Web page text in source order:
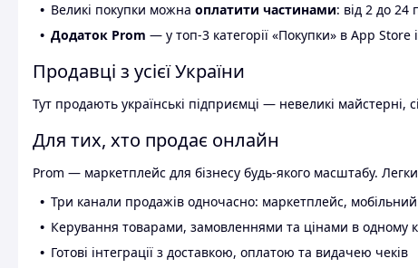
Великі покупки можна оплатити частинами: від 2 до 24
Додаток Prom — у топ-3 категорії «Покупки» в App
Продавці з усієї України
Тут продають українські підприємці — невеликі майстерні,
Для тих, хто продає онлайн
Prom — маркетплейс для бізнесу будь-якого масштабу.
Три канали продажів одночасно: маркетплейс,
Керування товарами, замовленнями та цінами в одному
Готові інтеграції з доставкою, оплатою та видачею чеків